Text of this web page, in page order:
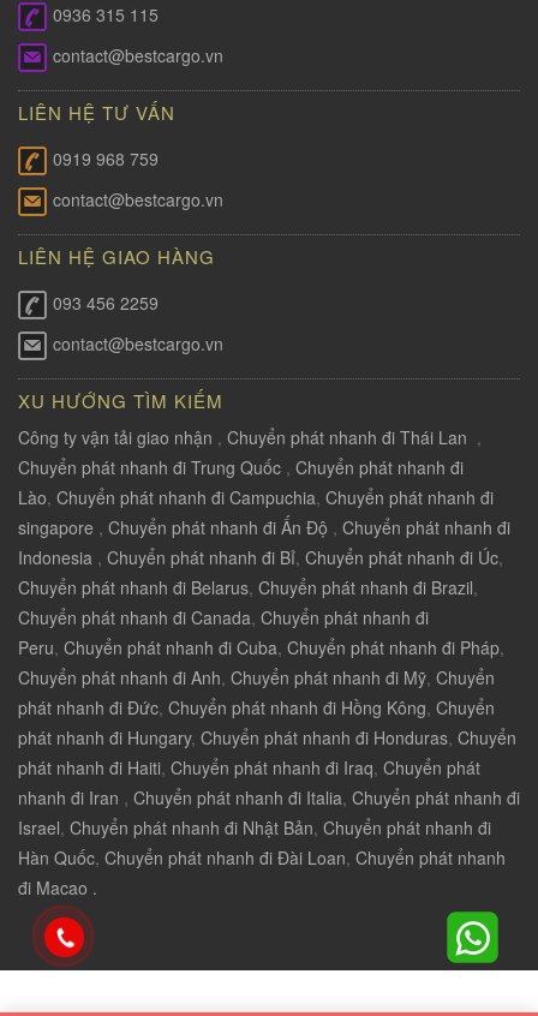
0936 315 115
contact@bestcargo.vn
LIÊN HỆ TƯ VẤN
0919 968 759
contact@bestcargo.vn
LIÊN HỆ GIAO HÀNG
093 456 2259
contact@bestcargo.vn
XU HƯỚNG TÌM KIẾM
Công ty vận tải giao nhận , Chuyển phát nhanh đi Thái Lan ,
Chuyển phát nhanh đi Trung Quốc , Chuyển phát nhanh đi
Lào, Chuyển phát nhanh đi Campuchia, Chuyển phát nhanh đi
singapore , Chuyển phát nhanh đi Ấn Độ , Chuyển phát nhanh đi
Indonesia , Chuyển phát nhanh đi Bỉ, Chuyển phát nhanh đi Úc,
Chuyển phát nhanh đi Belarus, Chuyển phát nhanh đi Brazil,
Chuyển phát nhanh đi Canada, Chuyển phát nhanh đi
Peru, Chuyển phát nhanh đi Cuba, Chuyển phát nhanh đi Pháp,
Chuyển phát nhanh đi Anh, Chuyển phát nhanh đi Mỹ, Chuyển
phát nhanh đi Đức, Chuyển phát nhanh đi Hồng Kông, Chuyển
phát nhanh đi Hungary, Chuyển phát nhanh đi Honduras, Chuyển
phát nhanh đi Haiti, Chuyển phát nhanh đi Iraq, Chuyển phát
nhanh đi Iran , Chuyển phát nhanh đi Italia, Chuyển phát nhanh đi
Israel, Chuyển phát nhanh đi Nhật Bản, Chuyển phát nhanh đi
Hàn Quốc, Chuyển phát nhanh đi Đài Loan, Chuyển phát nhanh
đi Macao .